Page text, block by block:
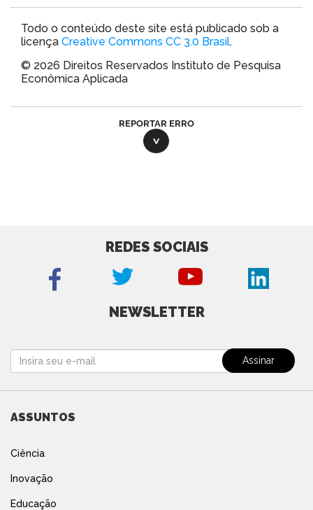
Todo o conteúdo deste site está publicado sob a
licença Creative Commons CC 3.0 Brasil.
© 2026 Direitos Reservados Instituto de Pesquisa
Econômica Aplicada
REPORTAR ERRO
REDES SOCIAIS
NEWSLETTER
ASSUNTOS
Ciência
Inovação
Educação